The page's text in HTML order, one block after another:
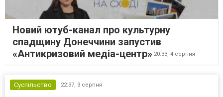
Новий ютуб-канал про культурну
спадщину Донеччини запустив
«Антикризовий медіа-центр» 20:33, 4 серпня
Суспільство 22:37, 3 серпня